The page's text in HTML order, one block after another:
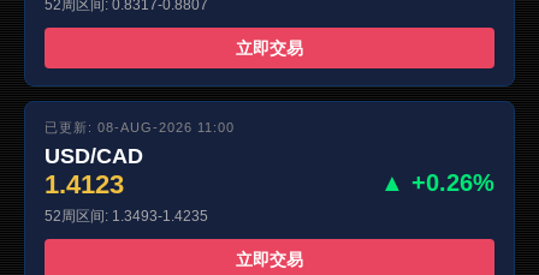
52周区间: 0.8317-0.8807
立即交易
已更新: 08-AUG-2026 11:00
USD/CAD
1.4123 ▲ +0.26%
52周区间: 1.3493-1.4235
立即交易